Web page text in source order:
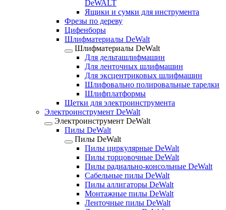
DeWALT
Ящики и сумки для инструмента
Фрезы по дереву
Цифенборы
Шлифматериалы DeWalt
Шлифматериалы DeWalt
Для дельташлифмашин
Для ленточных шлифмашин
Для эксцентриковых шлифмашин
Шлифовально полировальные тарелки
Шлифплатформы
Щетки для электроинструмента
Электроинструмент DeWalt
Электроинструмент DeWalt
Пилы DeWalt
Пилы DeWalt
Пилы циркулярные DeWalt
Пилы торцовочные DeWalt
Пилы радиально-консольные DeWalt
Сабельные пилы DeWalt
Пилы аллигаторы DeWalt
Монтажные пилы DeWalt
Ленточные пилы DeWalt